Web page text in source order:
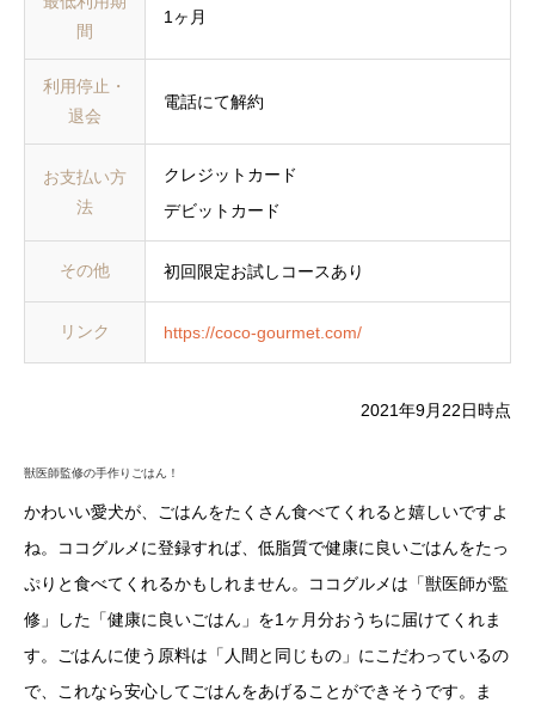
間
1ヶ月
利用停止・
退会
電話にて解約
お支払い方
法
クレジットカード
デビットカード
その他 初回限定お試しコースあり
リンク https://coco-gourmet.com/
2021年9月22日時点
獣医師監修の手作りごはん！
かわいい愛犬が、ごはんをたくさん食べてくれると嬉しいですよ
ね。ココグルメに登録すれば、低脂質で健康に良いごはんをたっ
ぷりと食べてくれるかもしれません。ココグルメは「獣医師が監
修」した「健康に良いごはん」を1ヶ月分おうちに届けてくれま
す。ごはんに使う原料は「人間と同じもの」にこだわっているの
で、これなら安心してごはんをあげることができそうです。ま